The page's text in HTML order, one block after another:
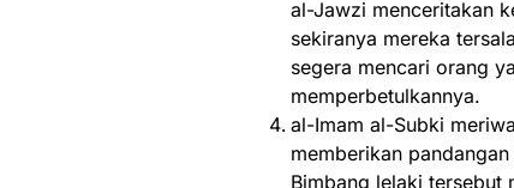
al-Jawzi menceritakan
sekiranya mereka
segera mencari orang
memperbetulkannya.
al-Imam al-Subki
memberikan
Bimbang lelaki tersebut